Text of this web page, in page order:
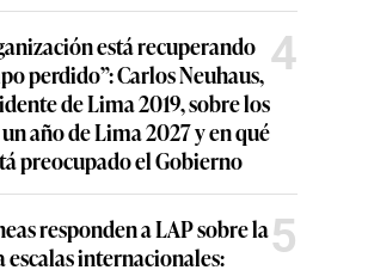
está recuperando
perdido”: Carlos Neuhaus,
de Lima 2019, sobre los
año de Lima 2027 y en qué
preocupado el Gobierno
4
responden a LAP sobre la
escalas internacionales:
5